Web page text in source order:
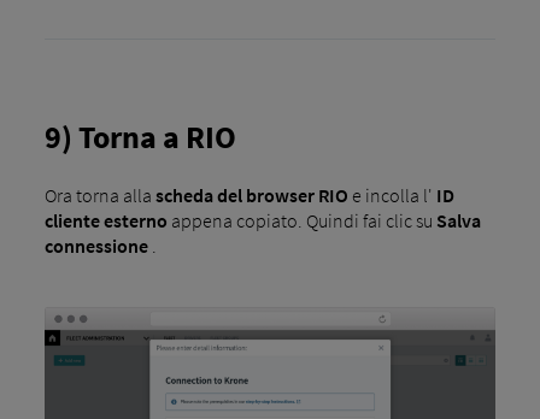
9) Torna a RIO
Ora torna alla scheda del browser RIO e incolla l' ID
cliente esterno appena copiato. Quindi fai clic su Salva
connessione.